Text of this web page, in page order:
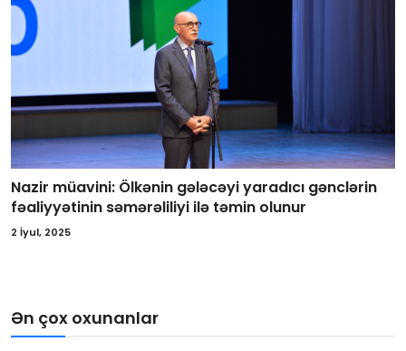
Nazir müavini: Ölkənin gələcəyi yaradıcı gənclərin
fəaliyyətinin səmərəliliyi ilə təmin olunur
2 İyul, 2025
Ən çox oxunanlar